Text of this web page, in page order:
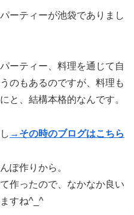
ーティーが池袋でありまし
ーティー、料理を通じて自
のもあるのですが、料理も
と、結構本格的なんです。
→その時のブログはこちら
ぽ作りから。
作ったので、なかなか良い
すね^_^